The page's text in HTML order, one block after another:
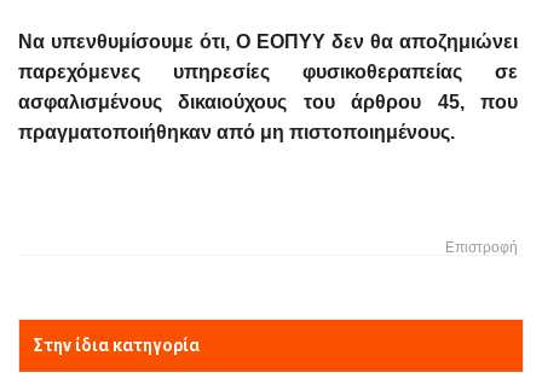
Να υπενθυμίσουμε ότι, Ο ΕΟΠΥΥ δεν θα αποζημιώνει
παρεχόμενες υπηρεσίες φυσικοθεραπείας σε
ασφαλισμένους δικαιούχους του άρθρου 45, που
πραγματοποιήθηκαν από μη πιστοποιημένους.
Επιστροφή
Στην ίδια κατηγορία